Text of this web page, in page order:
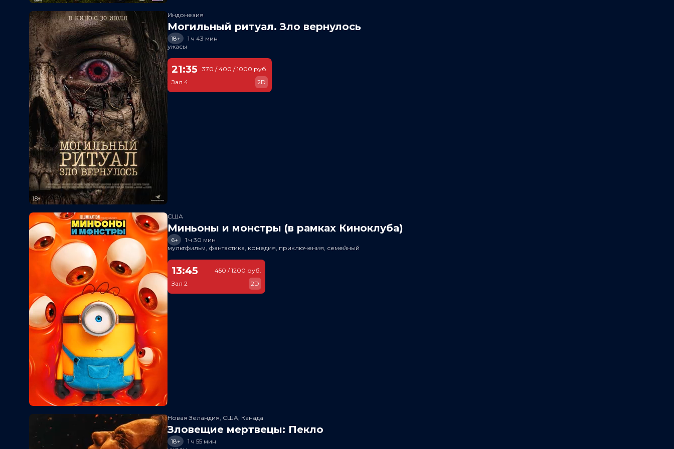
Индонезия
Могильный ритуал. Зло вернулось
18+
1 ч 43 мин
ужасы
21:35
Зал 4
370 / 400 / 1000 руб.
2D
США
Миньоны и монстры (в рамках Киноклуба)
6+
1 ч 30 мин
мультфильм, фантастика, комедия, приключения, семейный
13:45
Зал 2
450 / 1200 руб.
2D
Новая Зеландия, США, Канада
Зловещие мертвецы: Пекло
18+
1 ч 55 мин